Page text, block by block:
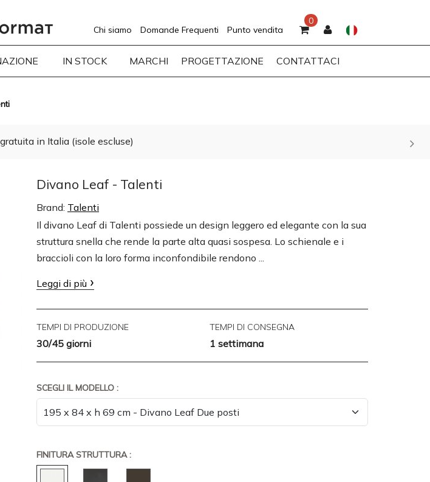
0
Chi siamo Domande Frequenti Punto vendita
IN STOCK MARCHI PROGETTAZIONE CONTATTACI
in Italia (isole escluse)
Divano Leaf - Talenti
Brand: Talenti
Il divano Leaf di Talenti possiede un design leggero ed elegante con la sua
struttura snella che rende la parte alta quasi sospesa. Lo schienale e i
braccioli con la loro forma inconfondibile rendono ...
Leggi di più
TEMPI DI PRODUZIONE
30/45 giorni
TEMPI DI CONSEGNA
1 settimana
SCEGLI IL MODELLO :
FINITURA STRUTTURA :